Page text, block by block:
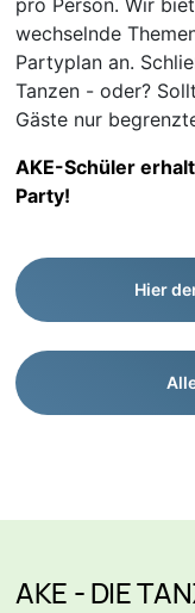
pro Person. Wir
wechselnde
Partyplan an.
Tanzen - oder?
Gäste nur
AKE-Schüler
Party!
Hier
AKE - DIE